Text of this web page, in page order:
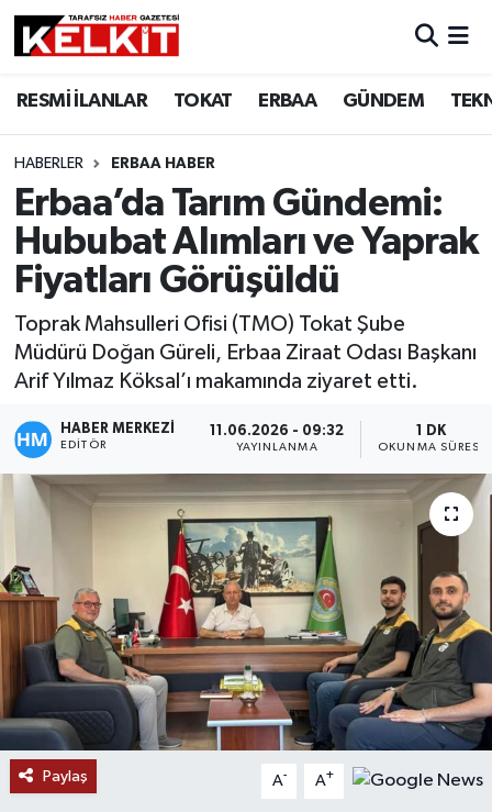
RESMİ İLANLAR TOKAT ERBAA GÜNDEM
HABERLER ERBAA HABER
Erbaa’da Tarım Gündemi:
Hububat Alımları ve Yaprak
Fiyatları Görüşüldü
Toprak Mahsulleri Ofisi (TMO) Tokat Şube
Müdürü Doğan Güreli, Erbaa Ziraat Odası Başkanı
Arif Yılmaz Köksal’ı makamında ziyaret etti.
HABER MERKEZİ
EDITÖR
11.06.2026 - 09:32
YAYINLANMA
1 DK
OKUNMA SÜRESI
Paylaş A- A+